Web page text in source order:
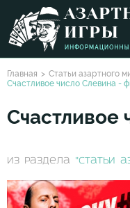
Главная
Статьи азартного
Cчастливое число Cлевина -
Счастливое
из раздела "Статьи